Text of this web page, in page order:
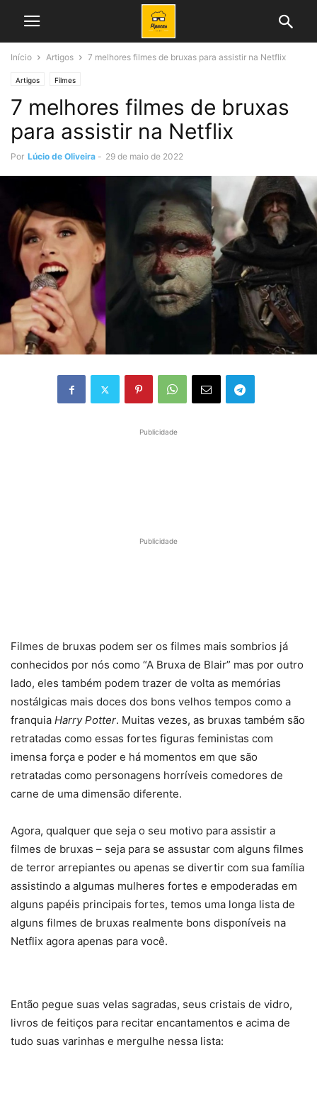
Início Artigos 7 melhores filmes de bruxas para assistir na Netflix
Artigos Filmes
7 melhores filmes de bruxas
para assistir na Netflix
Por Lúcio de Oliveira - 29 de maio de 2022
Publicidade
Publicidade
Filmes de bruxas podem ser os filmes mais sombrios já
conhecidos por nós como “A Bruxa de Blair” mas por outro
lado, eles também podem trazer de volta as memórias
nostálgicas mais doces dos bons velhos tempos como a
franquia Harry Potter. Muitas vezes, as bruxas também são
retratadas como essas fortes figuras feministas com
imensa força e poder e há momentos em que são
retratadas como personagens horríveis comedores de
carne de uma dimensão diferente.
Agora, qualquer que seja o seu motivo para assistir a
filmes de bruxas – seja para se assustar com alguns filmes
de terror arrepiantes ou apenas se divertir com sua família
assistindo a algumas mulheres fortes e empoderadas em
alguns papéis principais fortes, temos uma longa lista de
alguns filmes de bruxas realmente bons disponíveis na
Netflix agora apenas para você.
Então pegue suas velas sagradas, seus cristais de vidro,
livros de feitiços para recitar encantamentos e acima de
tudo suas varinhas e mergulhe nessa lista: